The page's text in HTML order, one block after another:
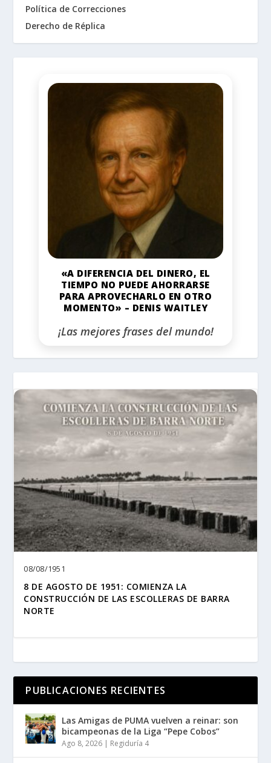
Política de Correcciones
Derecho de Réplica
«A DIFERENCIA DEL DINERO, EL
TIEMPO NO PUEDE AHORRARSE
PARA APROVECHARLO EN OTRO
MOMENTO» – DENIS WAITLEY
¡Las mejores frases del mundo!
08/08/1951
8 DE AGOSTO DE 1951: COMIENZA LA
CONSTRUCCIÓN DE LAS ESCOLLERAS DE BARRA
NORTE
PUBLICACIONES RECIENTES
Las Amigas de PUMA vuelven a reinar: son
bicampeonas de la Liga “Pepe Cobos”
Ago 8, 2026 | Regiduría 4